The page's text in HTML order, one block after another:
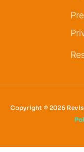
Copyright © 2026